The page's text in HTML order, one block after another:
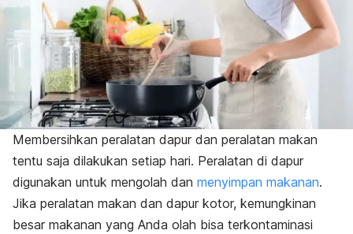
Membersihkan peralatan dapur dan peralatan makan
tentu saja dilakukan setiap hari. Peralatan di dapur
digunakan untuk mengolah dan menyimpan makanan.
Jika peralatan makan dan dapur kotor, kemungkinan
besar makanan yang Anda olah bisa terkontaminasi